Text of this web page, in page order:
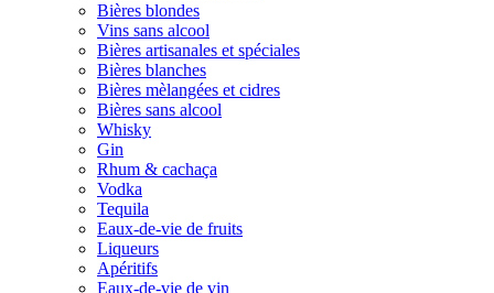
Bières blondes
Vins sans alcool
Bières artisanales et spéciales
Bières blanches
Bières mèlangées et cidres
Bières sans alcool
Whisky
Gin
Rhum & cachaça
Vodka
Tequila
Eaux-de-vie de fruits
Liqueurs
Apéritifs
Eaux-de-vie de vin